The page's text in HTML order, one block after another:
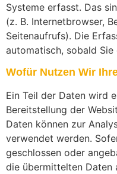
Systeme erfasst. Das
(z. B. Internetbrowser,
Seitenaufrufs). Die
automatisch, sobald
Wofür Nutzen Wir
Ein Teil der Daten wird
Bereitstellung der
Daten können zur
verwendet werden.
geschlossen oder
die übermittelten Daten